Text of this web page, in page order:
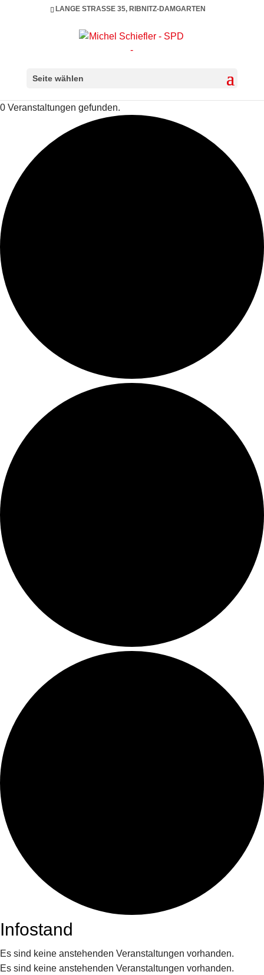
LANGE STRASSE 35, RIBNITZ-DAMGARTEN
Seite wählen
0 Veranstaltungen gefunden.
Infostand
Es sind keine anstehenden Veranstaltungen vorhanden.
Es sind keine anstehenden Veranstaltungen vorhanden.